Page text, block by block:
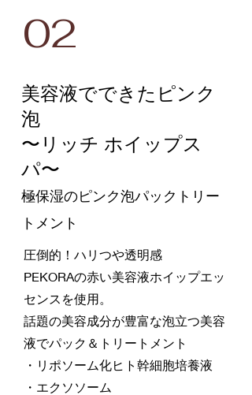
02
美容液でできたピンク
泡
〜リッチ ホイップス
パ〜
極保湿のピンク泡パックトリー
トメント
圧倒的！ハリつや透明感
PEKORAの赤い美容液ホイップエッ
センスを使用。
話題の美容成分が豊富な泡立つ美容
液でパック＆トリートメント
・リポソーム化ヒト幹細胞培養液
・エクソソーム